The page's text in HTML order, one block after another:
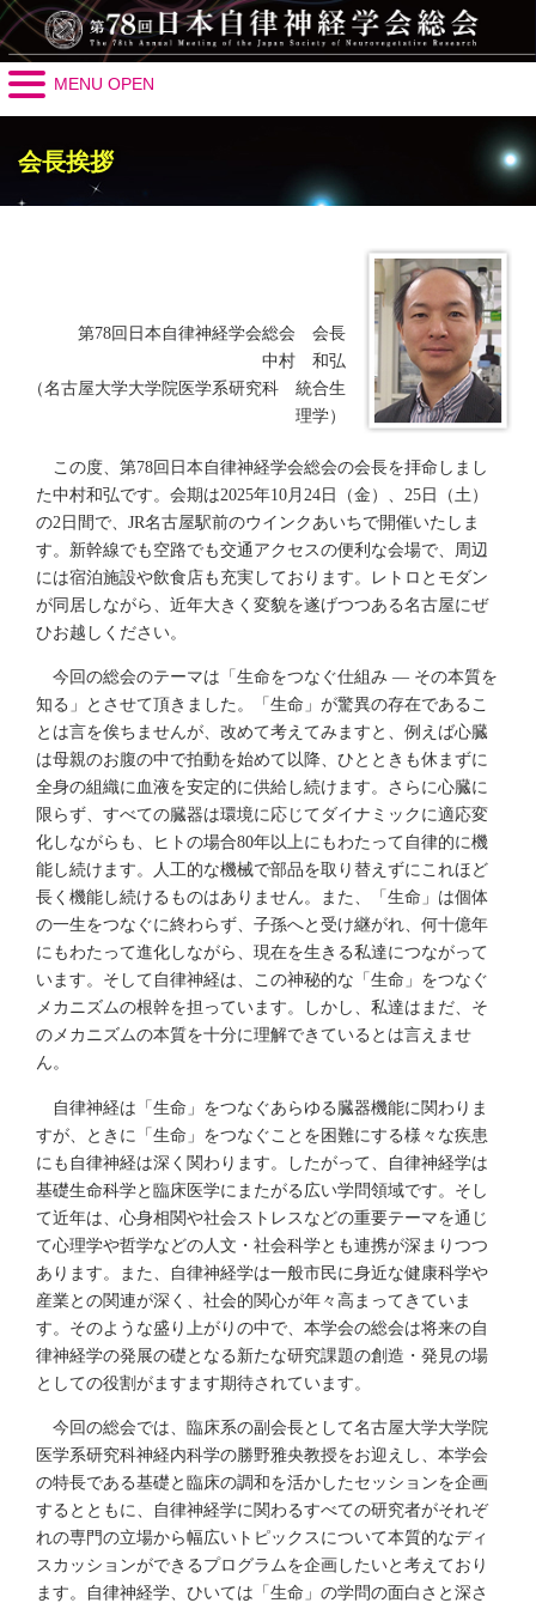
MENU OPEN
会長挨拶
第78回日本自律神経学会総会 会長
中村 和弘
（名古屋大学大学院医学系研究科 統合生
理学）
この度、第78回日本自律神経学会総会の会長を拝命しまし
た中村和弘です。会期は2025年10月24日（金）、25日（土）
の2日間で、JR名古屋駅前のウインクあいちで開催いたしま
す。新幹線でも空路でも交通アクセスの便利な会場で、周辺
には宿泊施設や飲食店も充実しております。レトロとモダン
が同居しながら、近年大きく変貌を遂げつつある名古屋にぜ
ひお越しください。
今回の総会のテーマは「生命をつなぐ仕組み ― その本質を
知る」とさせて頂きました。「生命」が驚異の存在であるこ
とは言を俟ちませんが、改めて考えてみますと、例えば心臓
は母親のお腹の中で拍動を始めて以降、ひとときも休まずに
全身の組織に血液を安定的に供給し続けます。さらに心臓に
限らず、すべての臓器は環境に応じてダイナミックに適応変
化しながらも、ヒトの場合80年以上にもわたって自律的に機
能し続けます。人工的な機械で部品を取り替えずにこれほど
長く機能し続けるものはありません。また、「生命」は個体
の一生をつなぐに終わらず、子孫へと受け継がれ、何十億年
にもわたって進化しながら、現在を生きる私達につながって
います。そして自律神経は、この神秘的な「生命」をつなぐ
メカニズムの根幹を担っています。しかし、私達はまだ、そ
のメカニズムの本質を十分に理解できているとは言えませ
ん。
自律神経は「生命」をつなぐあらゆる臓器機能に関わりま
すが、ときに「生命」をつなぐことを困難にする様々な疾患
にも自律神経は深く関わります。したがって、自律神経学は
基礎生命科学と臨床医学にまたがる広い学問領域です。そし
て近年は、心身相関や社会ストレスなどの重要テーマを通じ
て心理学や哲学などの人文・社会科学とも連携が深まりつつ
あります。また、自律神経学は一般市民に身近な健康科学や
産業との関連が深く、社会的関心が年々高まってきていま
す。そのような盛り上がりの中で、本学会の総会は将来の自
律神経学の発展の礎となる新たな研究課題の創造・発見の場
としての役割がますます期待されています。
今回の総会では、臨床系の副会長として名古屋大学大学院
医学系研究科神経内科学の勝野雅央教授をお迎えし、本学会
の特長である基礎と臨床の調和を活かしたセッションを企画
するとともに、自律神経学に関わるすべての研究者がそれぞ
れの専門の立場から幅広いトピックスについて本質的なディ
スカッションができるプログラムを企画したいと考えており
ます。自律神経学、ひいては「生命」の学問の面白さと深さ